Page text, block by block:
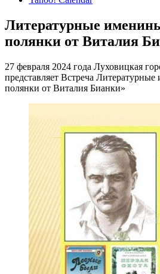
Литературные
полянки от Виталия
27 февраля 2024 года Луховицкая
представляет Встреча
полянки от Виталия Бианки»